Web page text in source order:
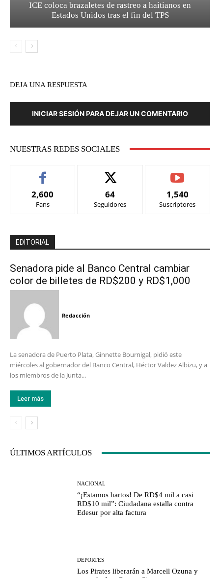
ICE coloca brazaletes de rastreo a haitianos en
Estados Unidos tras el fin del TPS
DEJA UNA RESPUESTA
INICIAR SESIÓN PARA DEJAR UN COMENTARIO
NUESTRAS REDES SOCIALES
2,600
Fans
64
Seguidores
1,540
Suscriptores
EDITORIAL
Senadora pide al Banco Central cambiar
color de billetes de RD$200 y RD$1,000
Redacción
La senadora de Puerto Plata, Ginnette Bournigal, pidió este
miércoles al gobernador del Banco Central, Héctor Valdez Albizu, y a
los miembros de la Junta...
Leer más
ÚLTIMOS ARTÍCULOS
NACIONAL
“¡Estamos hartos! De RD$4 mil a casi
RD$10 mil”: Ciudadana estalla contra
Edesur por alta factura
DEPORTES
Los Pirates liberarán a Marcell Ozuna y